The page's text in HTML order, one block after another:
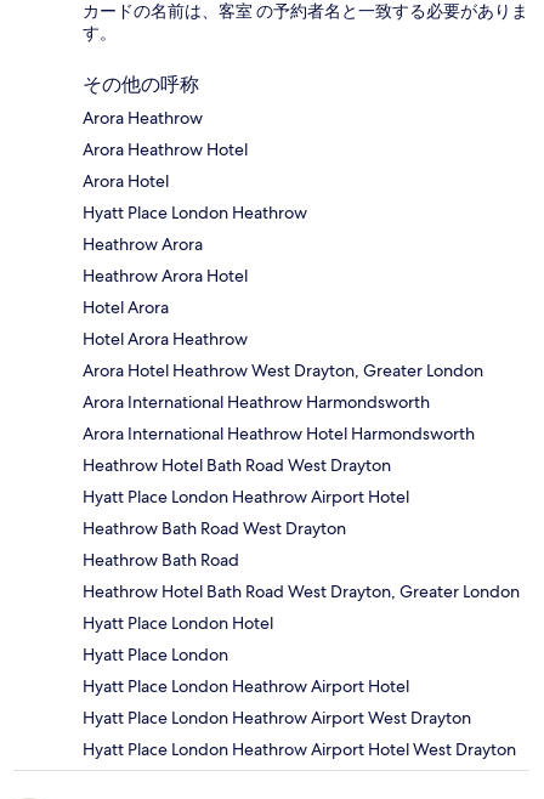
カードの名前は、客室 の予約者名と一致する必要がありま
す。
その他の呼称
Arora Heathrow
Arora Heathrow Hotel
Arora Hotel
Hyatt Place London Heathrow
Heathrow Arora
Heathrow Arora Hotel
Hotel Arora
Hotel Arora Heathrow
Arora Hotel Heathrow West Drayton, Greater London
Arora International Heathrow Harmondsworth
Arora International Heathrow Hotel Harmondsworth
Heathrow Hotel Bath Road West Drayton
Hyatt Place London Heathrow Airport Hotel
Heathrow Bath Road West Drayton
Heathrow Bath Road
Heathrow Hotel Bath Road West Drayton, Greater London
Hyatt Place London Hotel
Hyatt Place London
Hyatt Place London Heathrow Airport Hotel
Hyatt Place London Heathrow Airport West Drayton
Hyatt Place London Heathrow Airport Hotel West Drayton